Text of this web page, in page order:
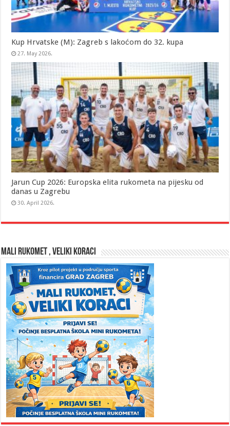
Kup Hrvatske (M): Zagreb s lakoćom do 32. kupa
27. May 2026.
Jarun Cup 2026: Europska elita rukometa na pijesku od
danas u Zagrebu
30. April 2026.
MALI RUKOMET , VELIKI KORACI